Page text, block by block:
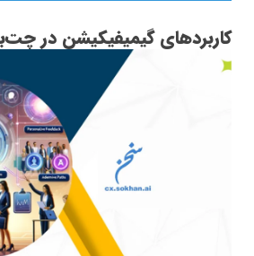
کاربردهای گیمیفیکیشن در